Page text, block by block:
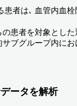
患者は､ 血管内血
患者を対象とし
ブグループ内に
ータを解析